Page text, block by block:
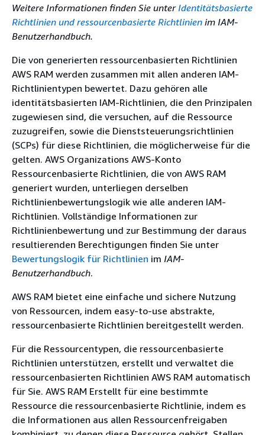
Weitere Informationen finden Sie unterIdentitätsbasierte
Richtlinien und ressourcenbasierte Richtlinien im IAM-
Benutzerhandbuch.
Die von generierten ressourcenbasierten Richtlinien
AWS RAM werden zusammen mit allen anderen IAM-
Richtlinientypen bewertet. Dazu gehören alle
identitätsbasierten IAM-Richtlinien, die den Prinzipalen
zugewiesen sind, die versuchen, auf die Ressource
zuzugreifen, sowie die Dienststeuerungsrichtlinien
(SCPs) für diese Richtlinien, die möglicherweise für die
gelten. AWS Organizations AWS-Konto
Ressourcenbasierte Richtlinien, die von AWS RAM
generiert wurden, unterliegen derselben
Richtlinienbewertungslogik wie alle anderen IAM-
Richtlinien. Vollständige Informationen zur
Richtlinienbewertung und zur Bestimmung der daraus
resultierenden Berechtigungen finden Sie unter
Bewertungslogik für Richtlinien im IAM-
Benutzerhandbuch.
AWS RAM bietet eine einfache und sichere Nutzung
von Ressourcen, indem easy-to-use abstrakte,
ressourcenbasierte Richtlinien bereitgestellt werden.
Für die Ressourcentypen, die ressourcenbasierte
Richtlinien unterstützen, erstellt und verwaltet die
ressourcenbasierten Richtlinien AWS RAM automatisch
für Sie. AWS RAM Erstellt für eine bestimmte
Ressource die ressourcenbasierte Richtlinie, indem es
die Informationen aus allen Ressourcenfreigaben